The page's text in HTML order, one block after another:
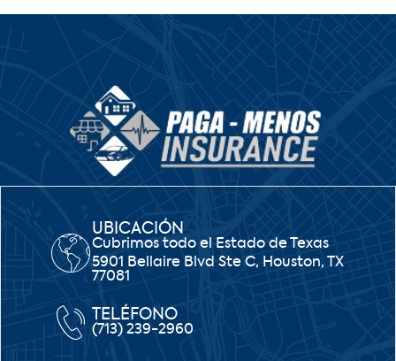
UBICACIÓN
Cubrimos todo el Estado de Texas
5901 Bellaire Blvd Ste C, Houston, TX
77081
TELÉFONO
(713) 239-2960